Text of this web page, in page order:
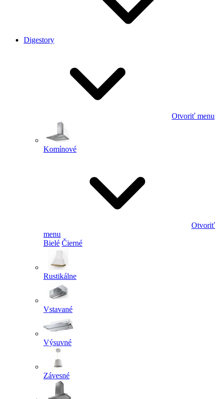
Digestory
Otvoriť menu
Komínové
Otvoriť
menu
Bielé Čierné
Rustikálne
Vstavané
Výsuvné
Závesné